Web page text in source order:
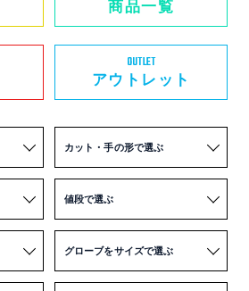
商品一覧
OUTLET
アウトレット
カット・手の形で選ぶ
値段で選ぶ
グローブをサイズで選ぶ